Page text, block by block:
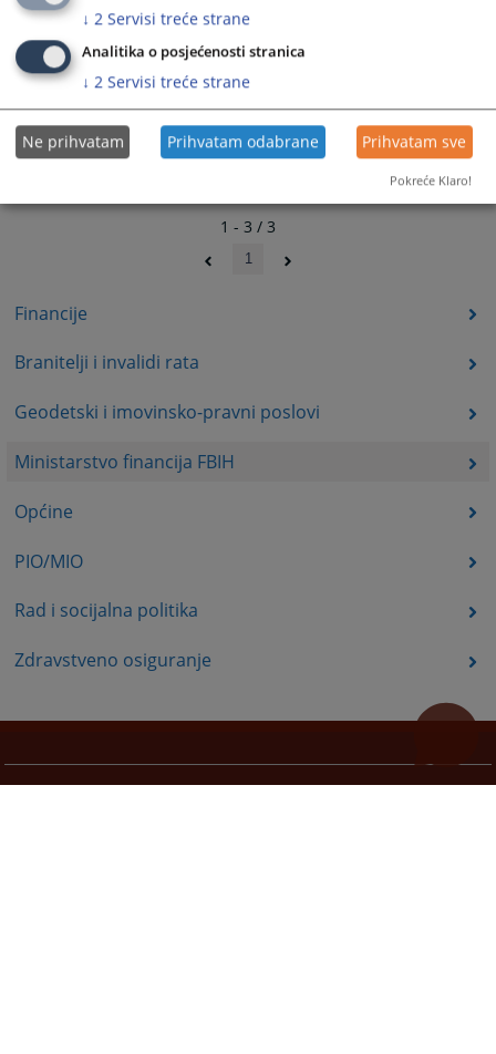
Financije
Branitelji i invalidi rata
Geodetski i imovinsko-pravni poslovi
Ministarstvo financija FBIH
Općine
PIO/MIO
Rad i socijalna politika
Zdravstveno osiguranje
1 - 3 / 3
1
↓ 2 Servisi treće strane
Analitika o posjećenosti stranica
↓ 2 Servisi treće strane
Ne prihvatam Prihvatam odabrane Prihvatam sve
Pokreće Klaro!